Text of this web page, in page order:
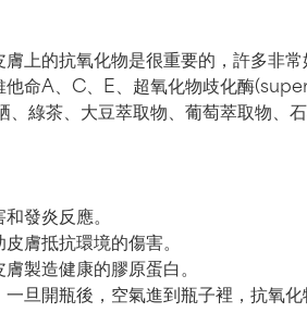
上的抗氧化物是很重要的，許多非
他命A、C、E、超氧化物歧化酶
綠茶、大豆萃取物、葡萄萃取物、
發炎反應。
膚抵抗環境的傷害。
製造健康的膠原蛋白。
旦開瓶後，空氣進到瓶子裡，抗氧